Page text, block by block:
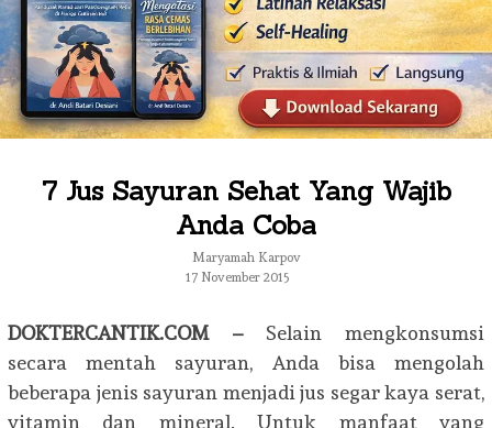
7 Jus Sayuran Sehat Yang Wajib
Anda Coba
Maryamah Karpov
17 November 2015
DOKTERCANTIK.COM –Selain mengkonsumsi
secara mentah sayuran, Anda bisa mengolah
beberapa jenis sayuran menjadi jus segar kaya serat,
vitamin dan mineral. Untuk manfaat yang